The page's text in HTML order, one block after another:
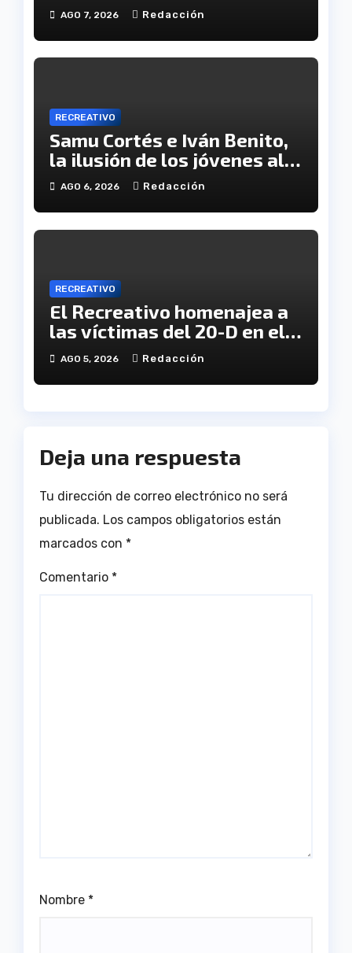
AGO 7, 2026 Redacción
RECREATIVO
Samu Cortés e Iván Benito,
la ilusión de los jóvenes al
servicio del Decano
AGO 6, 2026 Redacción
RECREATIVO
El Recreativo homenajea a
las víctimas del 20-D en el
XX aniversario de la
tragedia
AGO 5, 2026 Redacción
Deja una respuesta
Tu dirección de correo electrónico no será
publicada. Los campos obligatorios están
marcados con *
Comentario *
Nombre *